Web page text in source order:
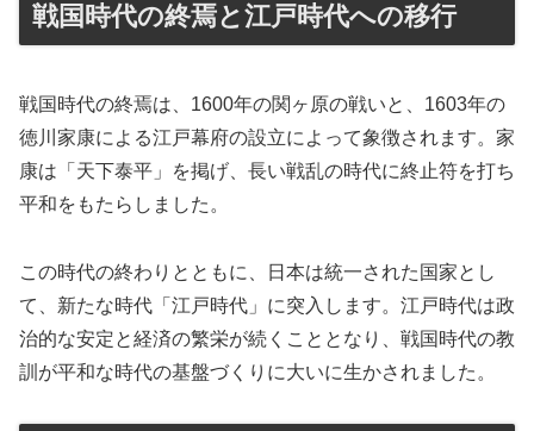
戦国時代の終焉と江戸時代への移行
戦国時代の終焉は、1600年の関ヶ原の戦いと、1603年の
徳川家康による江戸幕府の設立によって象徴されます。家
康は「天下泰平」を掲げ、長い戦乱の時代に終止符を打ち
平和をもたらしました。
この時代の終わりとともに、日本は統一された国家とし
て、新たな時代「江戸時代」に突入します。江戸時代は政
治的な安定と経済の繁栄が続くこととなり、戦国時代の教
訓が平和な時代の基盤づくりに大いに生かされました。